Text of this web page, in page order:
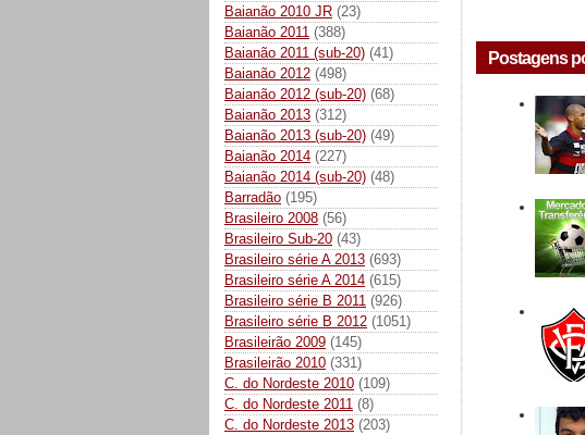
Baianão 2010 JR (23)
Baianão 2011 (388)
Baianão 2011 (sub-20) (41)
Baianão 2012 (498)
Baianão 2012 (sub-20) (68)
Baianão 2013 (312)
Baianão 2013 (sub-20) (49)
Baianão 2014 (227)
Baianão 2014 (sub-20) (48)
Barradão (195)
Brasileiro 2008 (56)
Brasileiro Sub-20 (43)
Brasileiro série A 2013 (693)
Brasileiro série A 2014 (615)
Brasileiro série B 2011 (926)
Brasileiro série B 2012 (1051)
Brasileirão 2009 (145)
Brasileirão 2010 (331)
C. do Nordeste 2010 (109)
C. do Nordeste 2011 (8)
C. do Nordeste 2013 (203)
Postagens